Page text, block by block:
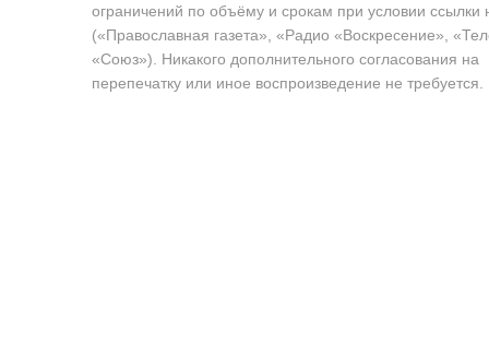
ограничений по объёму и срокам при условии ссылки
(«Православная газета», «Радио «Воскресение»,
«Союз»). Никакого дополнительного согласования на
перепечатку или иное воспроизведение не требуется.